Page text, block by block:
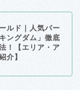
ルド｜人気パー
ングダム」徹底
！【エリア・ア
介】